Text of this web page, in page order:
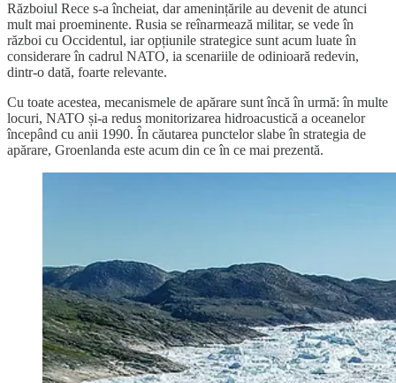
Războiul Rece s-a încheiat, dar amenințările au devenit de atunci
mult mai proeminente. Rusia se reînarmează militar, se vede în
război cu Occidentul, iar opțiunile strategice sunt acum luate în
considerare în cadrul NATO, ia scenariile de odinioară redevin,
dintr-o dată, foarte relevante.
Cu toate acestea, mecanismele de apărare sunt încă în urmă: în multe
locuri, NATO și-a redus monitorizarea hidroacustică a oceanelor
începând cu anii 1990. În căutarea punctelor slabe în strategia de
apărare, Groenlanda este acum din ce în ce mai prezentă.